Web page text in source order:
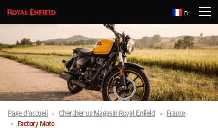
Fr
Page d’accueil Chercher un Magasin Royal Enfield
France
Factory Moto